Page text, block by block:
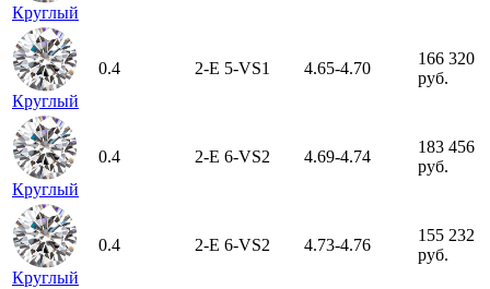
Круглый
Круглый
0.4 2-E 5-VS1 4.65-4.70
166 320
руб.
Круглый
0.4 2-E 6-VS2 4.69-4.74
183 456
руб.
Круглый
0.4 2-E 6-VS2 4.73-4.76
155 232
руб.